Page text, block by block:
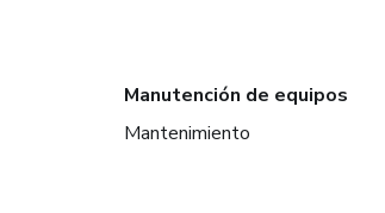
Manutención de equipos
Mantenimiento